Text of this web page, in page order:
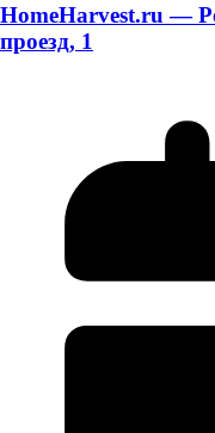
HomeHarvest.ru —
проезд, 1